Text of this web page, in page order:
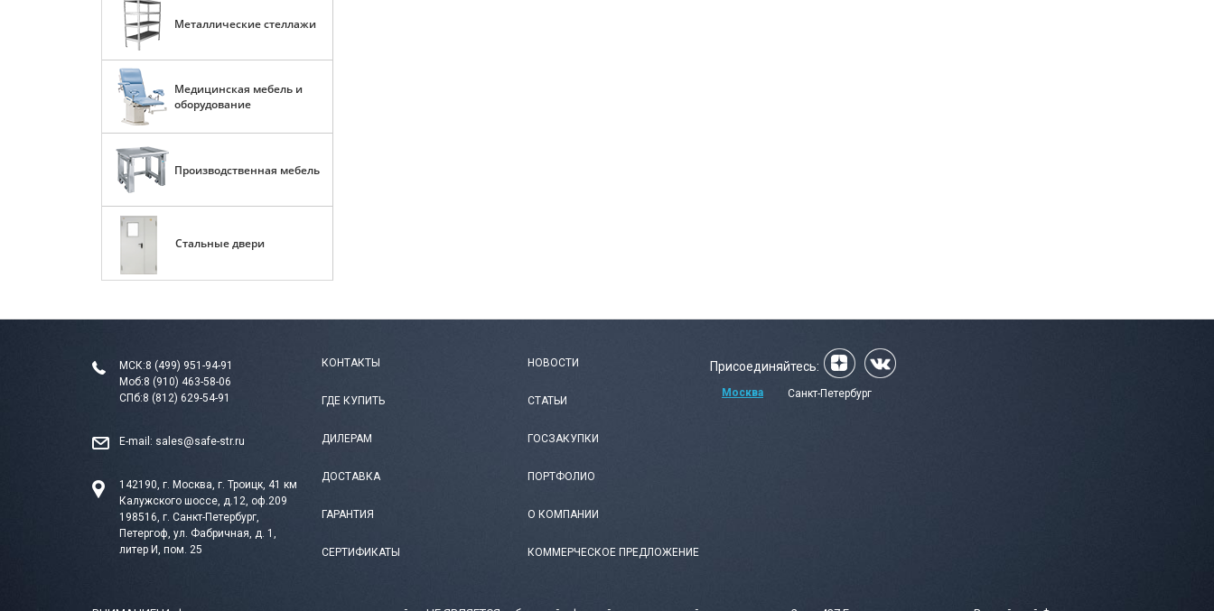
Металлические стеллажи
Медицинская мебель и
оборудование
Производственная мебель
Стальные двери
МСК:8 (499) 951-94-91
Моб:8 (910) 463-58-06
СПб:8 (812) 629-54-91
E-mail: sales@safe-str.ru
142190, г. Москва, г. Троицк, 41 км
Калужского шоссе, д.12, оф.209
198516, г. Санкт-Петербург,
Петергоф, ул. Фабричная, д. 1,
литер И, пом. 25
КОНТАКТЫ
ГДЕ КУПИТЬ
ДИЛЕРАМ
ДОСТАВКА
ГАРАНТИЯ
СЕРТИФИКАТЫ
НОВОСТИ
СТАТЬИ
ГОСЗАКУПКИ
ПОРТФОЛИО
О КОМПАНИИ
КОММЕРЧЕСКОЕ ПРЕДЛОЖЕНИЕ
Присоединяйтесь:
Москва Санкт-Петербург